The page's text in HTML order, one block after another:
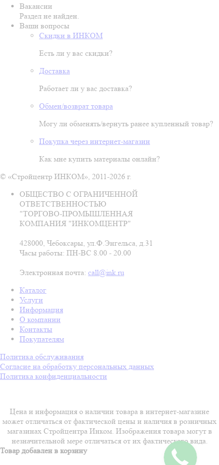
Вакансии
Раздел не найден.
Ваши вопросы
Скидки в ИНКОМ
Есть ли у вас скидки?
Доставка
Работает ли у вас доставка?
Обмен/возврат товара
Могу ли обменять/вернуть ранее купленный товар?
Покупка через интернет-магазин
Как мне купить материалы онлайн?
© «Стройцентр ИНКОМ», 2011-2026 г.
ОБЩЕСТВО С ОГРАНИЧЕННОЙ
ОТВЕТСТВЕННОСТЬЮ
"ТОРГОВО-ПРОМЫШЛЕННАЯ
КОМПАНИЯ "ИНКОМЦЕНТР"
428000, Чебоксары, ул.Ф.Энгельса, д.31
Часы работы: ПН-ВС 8.00 - 20.00
Электронная почта: call@ink.ru
Каталог
Услуги
Информация
О компании
Контакты
Покупателям
Политика обслуживания
Согласие на обработку персональных данных
Политика конфиденциальности
Цена и информация о наличии товара в интернет-магазине
может отличаться от фактической цены и наличия в розничных
магазинах Стройцентра Инком. Изображения товара могут в
незначительной мере отличаться от их фактического вида.
Товар добавлен в корзину